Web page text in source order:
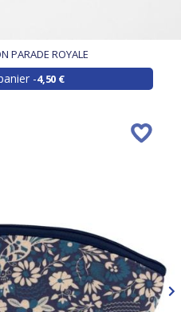
PARADE ROYALE
4,50 €